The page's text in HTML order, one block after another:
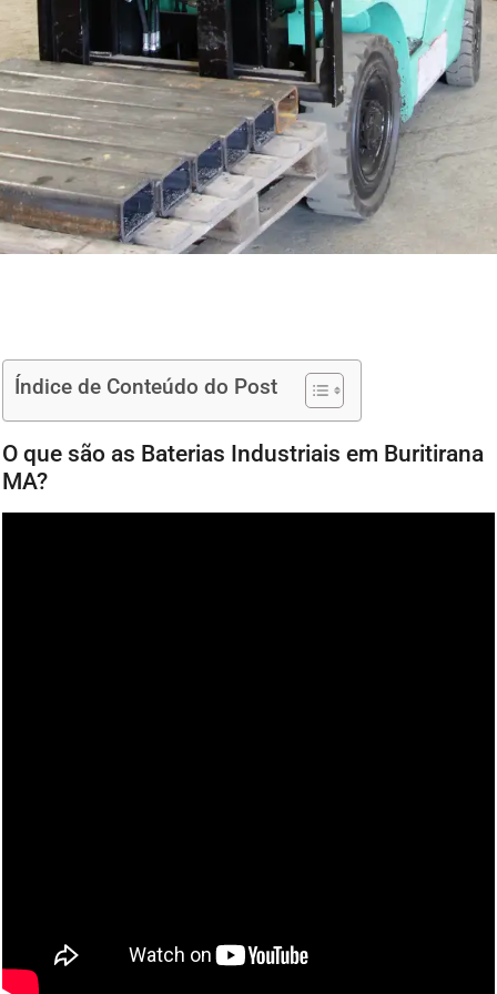
Índice de Conteúdo do Post
O que são as Baterias Industriais em Buritirana
MA?